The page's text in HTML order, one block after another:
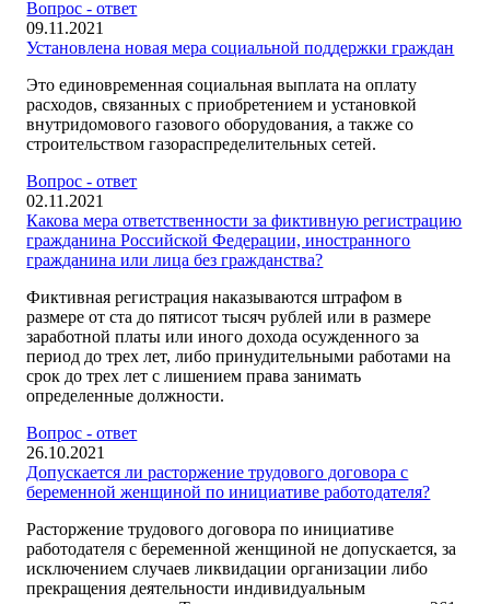
Вопрос - ответ
09.11.2021
Установлена новая мера социальной поддержки граждан
Это единовременная социальная выплата на оплату
расходов, связанных с приобретением и установкой
внутридомового газового оборудования, а также со
строительством газораспределительных сетей.
Вопрос - ответ
02.11.2021
Какова мера ответственности за фиктивную регистрацию
гражданина Российской Федерации, иностранного
гражданина или лица без гражданства?
Фиктивная регистрация наказываются штрафом в
размере от ста до пятисот тысяч рублей или в размере
заработной платы или иного дохода осужденного за
период до трех лет, либо принудительными работами на
срок до трех лет с лишением права занимать
определенные должности.
Вопрос - ответ
26.10.2021
Допускается ли расторжение трудового договора с
беременной женщиной по инициативе работодателя?
Расторжение трудового договора по инициативе
работодателя с беременной женщиной не допускается, за
исключением случаев ликвидации организации либо
прекращения деятельности индивидуальным